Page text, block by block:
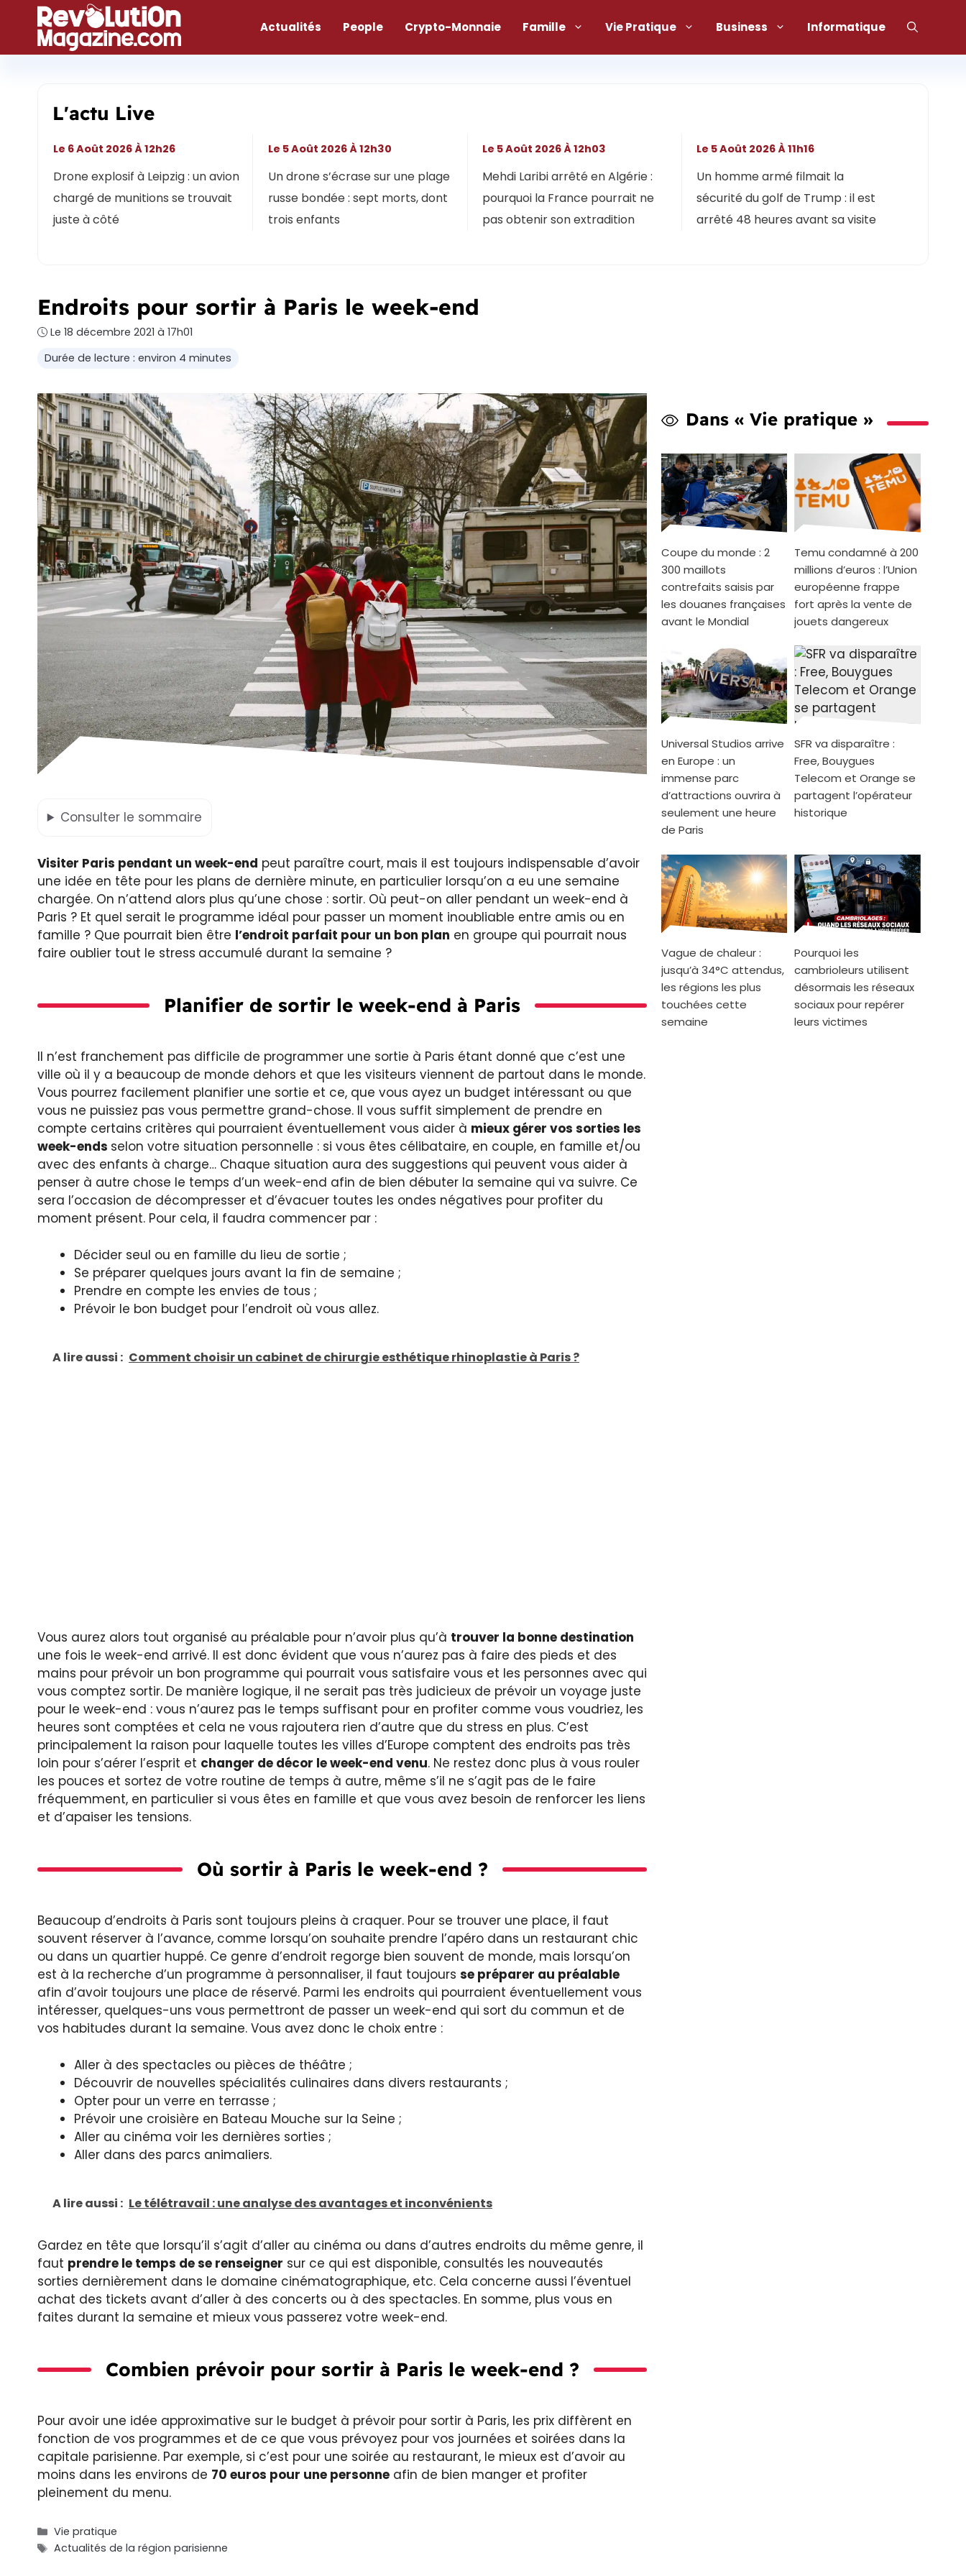
contenu
Actualités People Crypto-Monnaie Famille Vie Pratique Business Informatique
L'actu Live
Drone explosif à Leipzig : un avion
chargé de munitions se trouvait
juste à côté
Le 6 Août 2026 À 12h26
Un drone s’écrase sur une plage
russe bondée : sept morts, dont
trois enfants
Le 5 Août 2026 À 12h30
Mehdi Laribi arrêté en Algérie :
pourquoi la France pourrait ne
pas obtenir son extradition
Le 5 Août 2026 À 12h03
Un homme armé filmait la
sécurité du golf de Trump : il est
arrêté 48 heures avant sa visite
Le 5 Août 2026 À 11h16
Endroits pour sortir à Paris le week-end
Le 18 décembre 2021 à 17h01
Durée de lecture : environ 4 minutes
Consulter le sommaire
Visiter Paris pendant un week-end peut paraître court, mais il est toujours indispensable d’avoir
une idée en tête pour les plans de dernière minute, en particulier lorsqu’on a eu une semaine
chargée. On n’attend alors plus qu’une chose : sortir. Où peut-on aller pendant un week-end à
Paris ? Et quel serait le programme idéal pour passer un moment inoubliable entre amis ou en
famille ? Que pourrait bien être l’endroit parfait pour un bon plan en groupe qui pourrait nous
faire oublier tout le stress accumulé durant la semaine ?
Planifier de sortir le week-end à Paris
Il n’est franchement pas difficile de programmer une sortie à Paris étant donné que c’est une
ville où il y a beaucoup de monde dehors et que les visiteurs viennent de partout dans le monde.
Vous pourrez facilement planifier une sortie et ce, que vous ayez un budget intéressant ou que
vous ne puissiez pas vous permettre grand-chose. Il vous suffit simplement de prendre en
compte certains critères qui pourraient éventuellement vous aider à mieux gérer vos sorties les
week-ends selon votre situation personnelle : si vous êtes célibataire, en couple, en famille et/ou
avec des enfants à charge… Chaque situation aura des suggestions qui peuvent vous aider à
penser à autre chose le temps d’un week-end afin de bien débuter la semaine qui va suivre. Ce
sera l’occasion de décompresser et d’évacuer toutes les ondes négatives pour profiter du
moment présent. Pour cela, il faudra commencer par :
Décider seul ou en famille du lieu de sortie ;
Se préparer quelques jours avant la fin de semaine ;
Prendre en compte les envies de tous ;
Prévoir le bon budget pour l’endroit où vous allez.
A lire aussi : Comment choisir un cabinet de chirurgie esthétique rhinoplastie à Paris ?
Vous aurez alors tout organisé au préalable pour n’avoir plus qu’à trouver la bonne destination
une fois le week-end arrivé. Il est donc évident que vous n’aurez pas à faire des pieds et des
mains pour prévoir un bon programme qui pourrait vous satisfaire vous et les personnes avec qui
vous comptez sortir. De manière logique, il ne serait pas très judicieux de prévoir un voyage juste
pour le week-end : vous n’aurez pas le temps suffisant pour en profiter comme vous voudriez, les
heures sont comptées et cela ne vous rajoutera rien d’autre que du stress en plus. C’est
principalement la raison pour laquelle toutes les villes d’Europe comptent des endroits pas très
loin pour s’aérer l’esprit et changer de décor le week-end venu. Ne restez donc plus à vous rouler
les pouces et sortez de votre routine de temps à autre, même s’il ne s’agit pas de le faire
fréquemment, en particulier si vous êtes en famille et que vous avez besoin de renforcer les liens
et d’apaiser les tensions.
Où sortir à Paris le week-end ?
Beaucoup d’endroits à Paris sont toujours pleins à craquer. Pour se trouver une place, il faut
souvent réserver à l’avance, comme lorsqu’on souhaite prendre l’apéro dans un restaurant chic
ou dans un quartier huppé. Ce genre d’endroit regorge bien souvent de monde, mais lorsqu’on
est à la recherche d’un programme à personnaliser, il faut toujours se préparer au préalable
afin d’avoir toujours une place de réservé. Parmi les endroits qui pourraient éventuellement vous
intéresser, quelques-uns vous permettront de passer un week-end qui sort du commun et de
vos habitudes durant la semaine. Vous avez donc le choix entre :
Aller à des spectacles ou pièces de théâtre ;
Découvrir de nouvelles spécialités culinaires dans divers restaurants ;
Opter pour un verre en terrasse ;
Prévoir une croisière en Bateau Mouche sur la Seine ;
Aller au cinéma voir les dernières sorties ;
Aller dans des parcs animaliers.
A lire aussi : Le télétravail : une analyse des avantages et inconvénients
Gardez en tête que lorsqu’il s’agit d’aller au cinéma ou dans d’autres endroits du même genre, il
faut prendre le temps de se renseigner sur ce qui est disponible, consultés les nouveautés
sorties dernièrement dans le domaine cinématographique, etc. Cela concerne aussi l’éventuel
achat des tickets avant d’aller à des concerts ou à des spectacles. En somme, plus vous en
faites durant la semaine et mieux vous passerez votre week-end.
Combien prévoir pour sortir à Paris le week-end ?
Pour avoir une idée approximative sur le budget à prévoir pour sortir à Paris, les prix diffèrent en
fonction de vos programmes et de ce que vous prévoyez pour vos journées et soirées dans la
capitale parisienne. Par exemple, si c’est pour une soirée au restaurant, le mieux est d’avoir au
moins dans les environs de 70 euros pour une personne afin de bien manger et profiter
pleinement du menu.
Catégories
Vie pratique
Étiquettes
Actualités de la région parisienne
Dans « Vie pratique »
Coupe du monde : 2
300 maillots
contrefaits saisis par
les douanes françaises
avant le Mondial
Temu condamné à 200
millions d’euros : l’Union
européenne frappe
fort après la vente de
jouets dangereux
Universal Studios arrive
en Europe : un
immense parc
d’attractions ouvrira à
seulement une heure
de Paris
SFR va disparaître :
Free, Bouygues
Telecom et Orange se
partagent l’opérateur
historique
Vague de chaleur :
jusqu’à 34°C attendus,
les régions les plus
touchées cette
semaine
Pourquoi les
cambrioleurs utilisent
désormais les réseaux
sociaux pour repérer
leurs victimes